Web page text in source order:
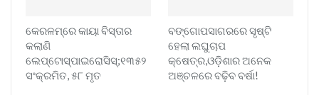
କେରଳମ୍‌ରେ କାୟା ବିସ୍ତାର
କଲାଣି
ଲେପ୍ଟୋସ୍ପାଇରୋସିସ୍;୧୩୫୨
ସଂକ୍ରମିତ, ୫୮ ମୃତ
ବଙ୍ଗୋପସାଗରରେ ସୃଷ୍ଟି
ହେଲା ଲଘୁଚାପ
କ୍ଷେତ୍ର,ଓଡ଼ିଶାର ଅନେକ
ଅଞ୍ଚଳରେ ବଢ଼ିବ ବର୍ଷା!